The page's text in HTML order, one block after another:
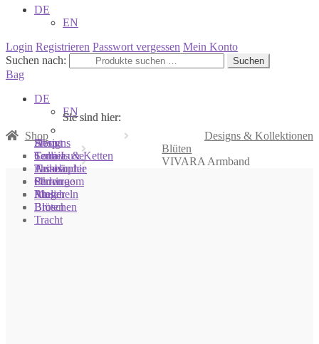
DE
EN
Login Registrieren Passwort vergessen Mein Konto
Suchen nach:
Suchen
Bag
DE
EN
Shop
Designs & Kollektionen
Blüten
VIVARA Armband
Sie sind hier:
Shop
Colliers & Ketten
Armbänder
Ohrringe
Ringe
Broschen
Sie sind hier:
Designs
Terra Luxe
Tasseln
Perlen
Muscheln
Blüten
Tracht
Sie sind hier:
About
Sonnia
Philosophie
Showroom
Atelier